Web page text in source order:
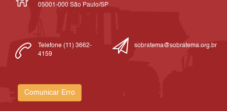
05001-000 São Paulo/SP
Telefone (11) 3662-
4159
sobratema@sobratema.org.br
Comunicar Erro